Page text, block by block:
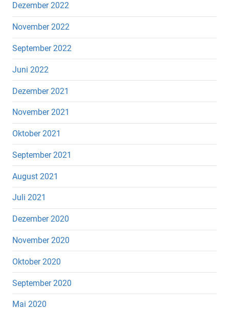
Dezember 2022
November 2022
September 2022
Juni 2022
Dezember 2021
November 2021
Oktober 2021
September 2021
August 2021
Juli 2021
Dezember 2020
November 2020
Oktober 2020
September 2020
Mai 2020